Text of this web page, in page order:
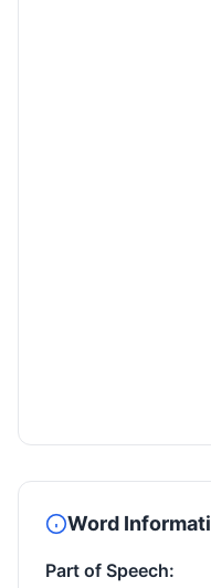
Word
Part of Speech: